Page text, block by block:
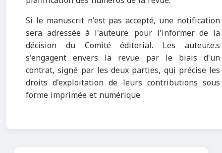
Si le manuscrit n'est pas accepté, une notification
sera adressée à l'auteur.e. pour l'informer de la
décision du Comité éditorial. Les auteur.e.s
s'engagent envers la revue par le biais d'un
contrat, signé par les deux parties, qui précise les
droits d'exploitation de leurs contributions sous
forme imprimée et numérique.